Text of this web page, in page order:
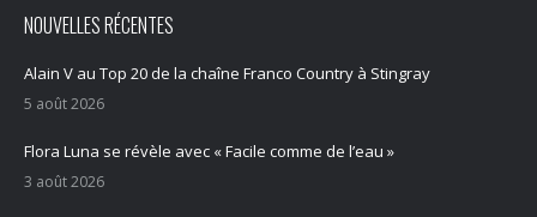
NOUVELLES RÉCENTES
Alain V au Top 20 de la chaîne Franco Country à Stingray
5 août 2026
Flora Luna se révèle avec « Facile comme de l’eau »
3 août 2026